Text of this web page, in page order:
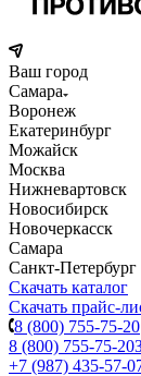
Ваш город
Самара
Воронеж
Екатеринбург
Можайск
Москва
Нижневартовск
Новосибирск
Новочеркасск
Самара
Санкт-Петербург
Скачать каталог
Скачать прайс-
8 (800) 755-75-20
8 (800) 755-75-20
+7 (987) 435-57-